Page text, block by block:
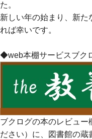
た。
新しい年の始まり、新た
れば幸いです。
◆web本棚サービスブク
ブクログの本のレビュー
ださい）に、図書館の蔵